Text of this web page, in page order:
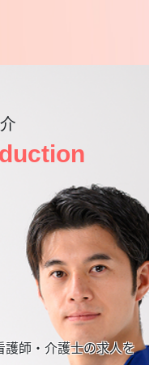
師・介護士の求人を